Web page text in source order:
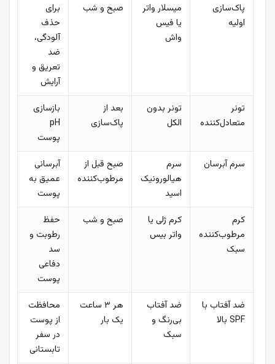
پاک‌سازی
اولیه
میسلار واتر
یا فیس
واش
صبح و شب
برای
حذف
آلودگی،
ضد
تعریق و
آرایش
تونر
متعادل‌کننده
تونر بدون
الکل
بعد از
پاک‌سازی
بازسازی
pH
پوست
سرم آبرسان
سرم
هیالورونیک
اسید
صبح قبل از
مرطوب‌کننده
آبرسانی
عمیق به
پوست
کرم
مرطوب‌کننده
سبک
کرم ژلی یا
واتر بیس
صبح و شب
حفظ
رطوبت و
سد
دفاعی
پوست
ضد آفتاب با
SPF بالا
ضد آفتاب
بی‌رنگ و
سبک
هر ۳ ساعت
یک بار
محافظت
از پوست
در سفر
تابستانی